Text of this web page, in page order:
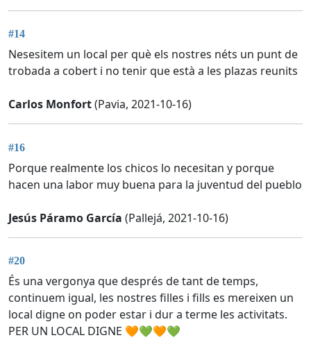
#14
Nesesitem un local per què els nostres néts un punt de
trobada a cobert i no tenir que està a les plazas reunits
Carlos Monfort(Pavia, 2021-10-16)
#16
Porque realmente los chicos lo necesitan y porque
hacen una labor muy buena para la juventud del pueblo
Jesús Páramo García (Pallejá, 2021-10-16)
#20
És una vergonya que després de tant de temps,
continuem igual, les nostres filles i fills es mereixen un
local digne on poder estar i dur a terme les activitats.
PER UN LOCAL DIGNE 🧡💚🧡💚